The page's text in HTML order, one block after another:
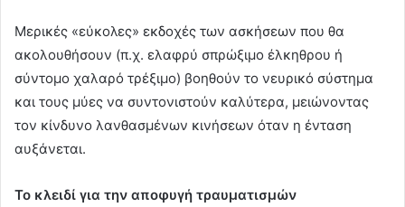
Μερικές «εύκολες» εκδοχές των ασκήσεων που θα
ακολουθήσουν (π.χ. ελαφρύ σπρώξιμο έλκηθρου ή
σύντομο χαλαρό τρέξιμο) βοηθούν το νευρικό σύστημα
και τους μύες να συντονιστούν καλύτερα, μειώνοντας
τον κίνδυνο λανθασμένων κινήσεων όταν η ένταση
αυξάνεται.
Το κλειδί για την αποφυγή τραυματισμών